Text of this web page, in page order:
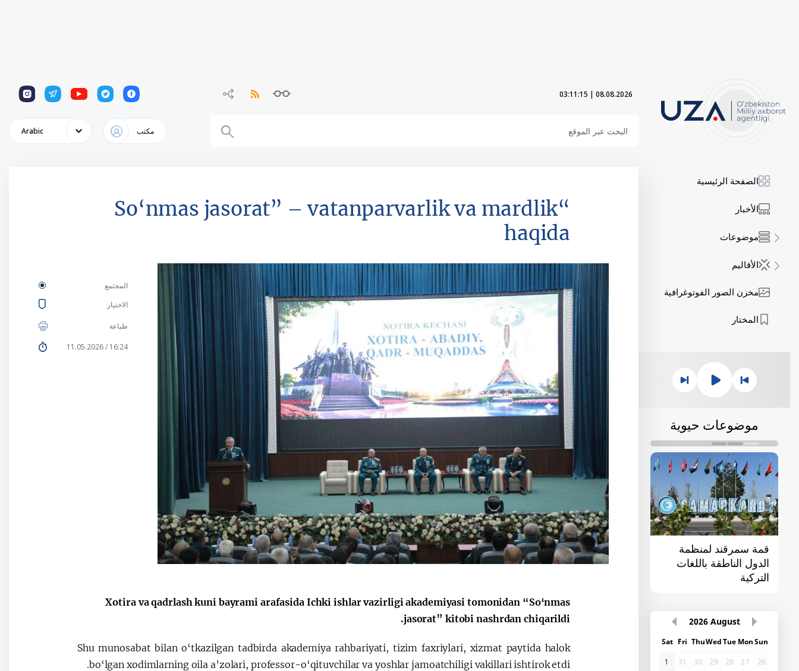
08.08.2026
|
03:11:17
1
1
1
1
1
مكتب Arabic
الصفحة الرئيسية
الأخبار
موضوعات
الأقاليم
مخزن الصور الفوتوغرافية
المختار
موضوعات حيوية
قمة سمرقند لمنظمة
الدول الناطقة باللغات
التركية
القمة الأولى "آسيا
الوسطى - الصين"
الإصلاحات الدستورية
August
2026
Sun
Mon
Tue
Wed
Thu
Fri
Sat
26
27
28
29
30
31
1
“So‘nmas jasorat” – vatanparvarlik va mardlik
haqida
المجتمع
الاختيار
طباعة
16:24 / 11.05.2026
Xotira va qadrlash kuni bayrami arafasida Ichki ishlar vazirligi akademiyasi tomonidan “So‘nmas
jasorat” kitobi nashrdan chiqarildi.
Shu munosabat bilan o‘tkazilgan tadbirda akademiya rahbariyati, tizim faxriylari, xizmat paytida halok
bo‘lgan xodimlarning oila a’zolari, professor-o‘qituvchilar va yoshlar jamoatchiligi vakillari ishtirok etdi.